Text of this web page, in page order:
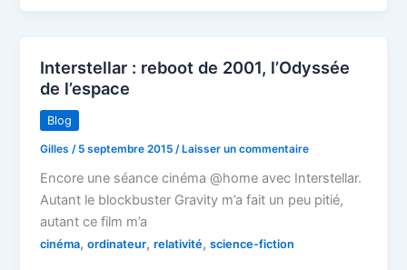
Interstellar : reboot de 2001, l’Odyssée
de l’espace
Blog
Gilles / 5 septembre 2015 /Laisser un commentaire
Encore une séance cinéma @home avec Interstellar.
Autant le blockbuster Gravity m’a fait un peu pitié,
autant ce film m’a
cinéma,ordinateur,relativité,science-fiction